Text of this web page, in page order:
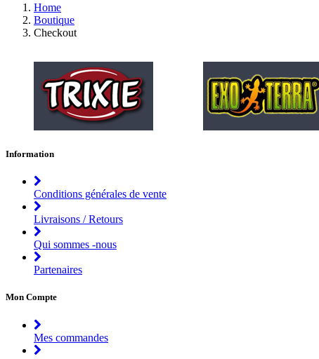
Home
Boutique
Checkout
Information
Conditions générales de vente
Livraisons / Retours
Qui sommes -nous
Partenaires
Mon Compte
Mes commandes